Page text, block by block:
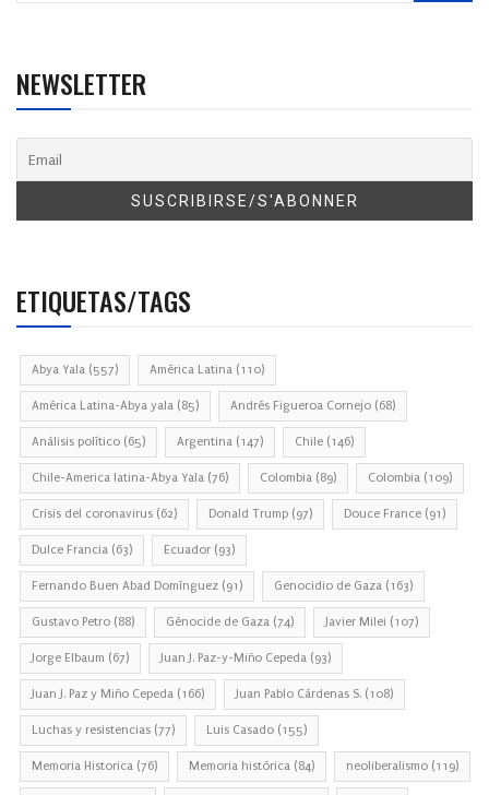
NEWSLETTER
ETIQUETAS/TAGS
Abya Yala (557) América Latina (110)
América Latina-Abya yala (85) Andrés Figueroa Cornejo (68)
Análisis político (65) Argentina (147) Chile (146)
Chile-America latina-Abya Yala (76) Colombia (89) Colombia (109)
Crisis del coronavirus (62) Donald Trump (97) Douce France (91)
Dulce Francia (63) Ecuador (93)
Fernando Buen Abad Domínguez (91) Genocidio de Gaza (163)
Gustavo Petro (88) Génocide de Gaza (74) Javier Milei (107)
Jorge Elbaum (67) Juan J. Paz-y-Miño Cepeda (93)
Juan J. Paz y Miño Cepeda (166) Juan Pablo Cárdenas S. (108)
Luchas y resistencias (77) Luis Casado (155)
Memoria Historica (76) Memoria histórica (84) neoliberalismo (119)